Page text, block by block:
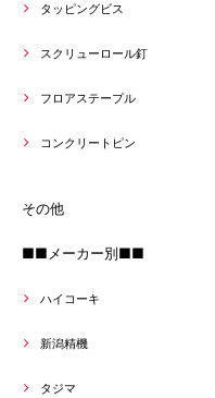
タッピングビス
スクリューロール釘
フロアステープル
コンクリートピン
その他
■■メーカー別■■
ハイコーキ
新潟精機
タジマ